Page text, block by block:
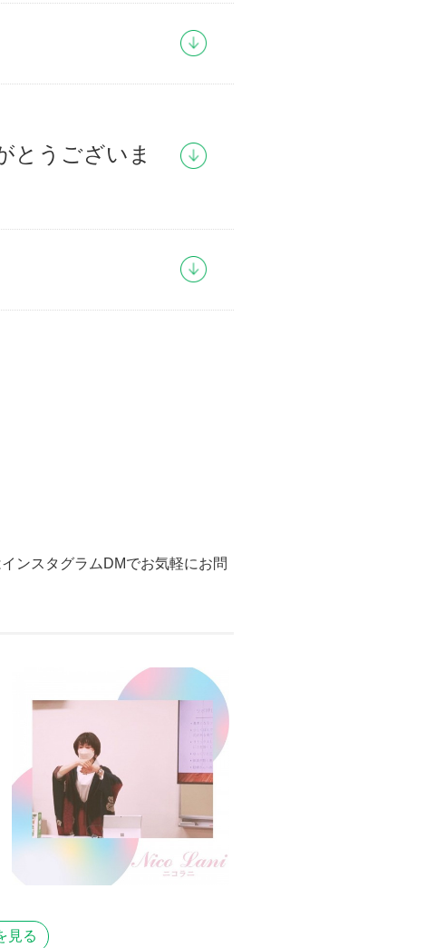
うございま
ンスタグラムDMでお気軽にお問
見る